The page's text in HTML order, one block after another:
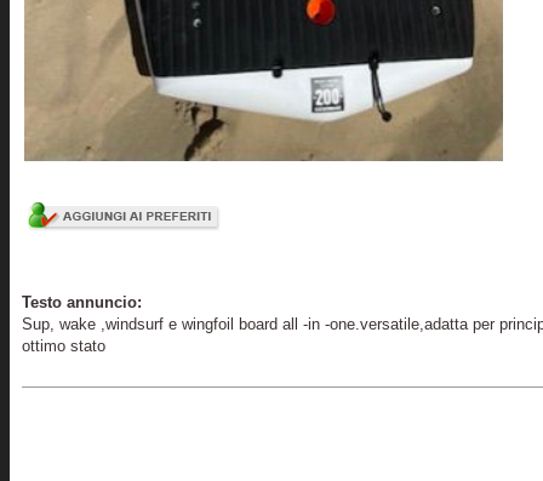
Testo annuncio:
Sup, wake ,windsurf e wingfoil board all -in -one.versatile,adatta per
ottimo stato